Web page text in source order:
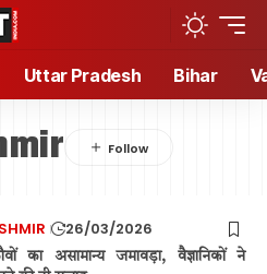
Uttar Pradesh Bihar
26/03/2026
का असामान्य जमावड़ा, वैज्ञानिकों ने